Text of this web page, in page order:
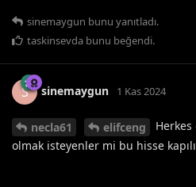
sinemaygun bunu yanıtladı.
taskinsevda bunu beğendi.
S sinemaygun 1 Kas 2024
necla61 elifceng
olmak isteyenler mi bu hisse